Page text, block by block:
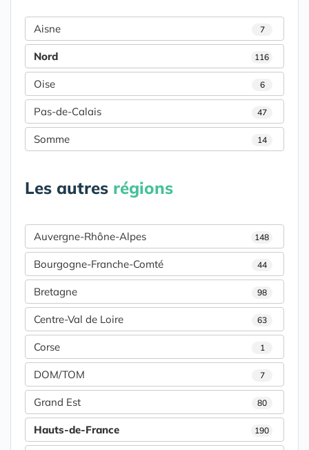
Aisne 7
Nord 116
Oise 6
Pas-de-Calais 47
Somme 14
Les autres régions
Auvergne-Rhône-Alpes 148
Bourgogne-Franche-Comté 44
Bretagne 98
Centre-Val de Loire 63
Corse 1
DOM/TOM 7
Grand Est 80
Hauts-de-France 190